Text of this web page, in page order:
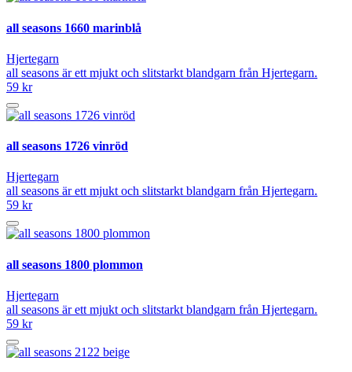
all seasons 1660 marinblå
Hjertegarn
all seasons är ett mjukt och slitstarkt blandgarn från Hjertegarn.
59 kr
all seasons 1726 vinröd
Hjertegarn
all seasons är ett mjukt och slitstarkt blandgarn från Hjertegarn.
59 kr
all seasons 1800 plommon
Hjertegarn
all seasons är ett mjukt och slitstarkt blandgarn från Hjertegarn.
59 kr